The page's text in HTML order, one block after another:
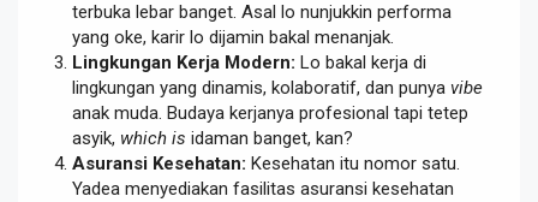
terbuka lebar banget. Asal lo nunjukkin performa
yang oke, karir lo dijamin bakal menanjak.
Lingkungan Kerja Modern: Lo bakal kerja di
lingkungan yang dinamis, kolaboratif, dan punya vibe
anak muda. Budaya kerjanya profesional tapi tetep
asyik, which is idaman banget, kan?
Asuransi Kesehatan: Kesehatan itu nomor satu.
Yadea menyediakan fasilitas asuransi kesehatan